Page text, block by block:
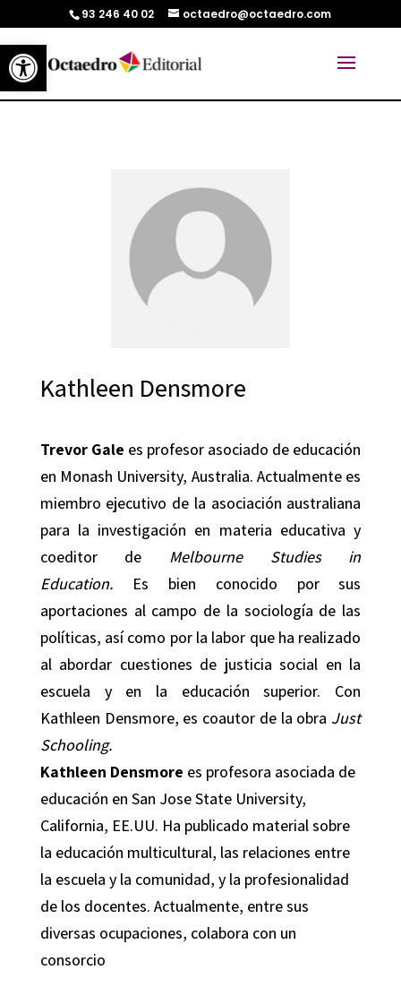
Abrir barra de herramientas
93 246 40 02 octaedro@octaedro.com
Kathleen Densmore
Trevor Gale es profesor asociado de educación
en Monash University, Australia. Actualmente es
miembro ejecutivo de la asociación australiana
para la investigación en materia educativa y
coeditor de Melbourne Studies in
Education. Es bien conocido por sus
aportaciones al campo de la sociología de las
políticas, así como por la labor que ha realizado
al abordar cuestiones de justicia social en la
escuela y en la educación superior. Con
Kathleen Densmore, es coautor de la obra Just
Schooling.
Kathleen Densmore es profesora asociada de
educación en San Jose State University,
California, EE.UU. Ha publicado material sobre
la educación multicultural, las relaciones entre
la escuela y la comunidad, y la profesionalidad
de los docentes. Actualmente, entre sus
diversas ocupaciones, colabora con un
consorcio